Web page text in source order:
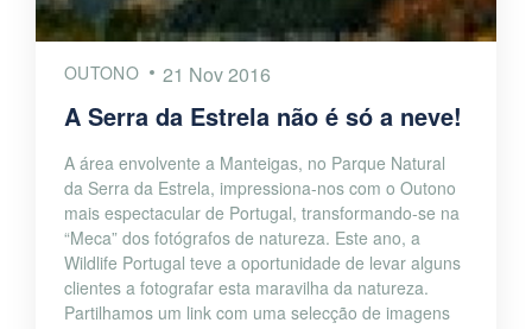
OUTONO 21 Nov 2016
A Serra da Estrela não é só a neve!
A área envolvente a Manteigas, no Parque Natural
da Serra da Estrela, impressiona-nos com o Outono
mais espectacular de Portugal, transformando-se na
“Meca” dos fotógrafos de natureza. Este ano, a
Wildlife Portugal teve a oportunidade de levar alguns
clientes a fotografar esta maravilha da natureza.
Partilhamos um link com uma selecção de imagens